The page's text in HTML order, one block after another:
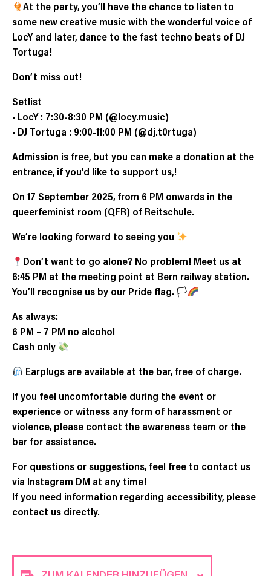
At the party, you’ll have the chance to listen to
some new creative music with the wonderful voice of
LocY and later, dance to the fast techno beats of DJ
Tortuga!
Don’t miss out!
Setlist
• LocY : 7:30-8:30 PM (@locy.music)
• DJ Tortuga : 9:00-11:00 PM (@dj.t0rtuga)
Admission is free, but you can make a donation at the
entrance, if you’d like to support us,!
On 17 September 2025, from 6 PM onwards in the
queerfeminist room (QFR) of Reitschule.
We’re looking forward to seeing you
Don’t want to go alone? No problem! Meet us at
6:45 PM at the meeting point at Bern railway station.
You’ll recognise us by our Pride flag. 🏳‍
As always:
6 PM – 7 PM no alcohol
Cash only
Earplugs are available at the bar, free of charge.
If you feel uncomfortable during the event or
experience or witness any form of harassment or
violence, please contact the awareness team or the
bar for assistance.
For questions or suggestions, feel free to contact us
via Instagram DM at any time!
If you need information regarding accessibility, please
contact us directly.